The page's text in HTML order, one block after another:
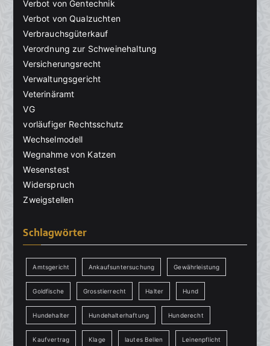
Verbot von Gentechnik
Verbot von Qualzuchten
Verbrauchsgüterkauf
Verordnung zur Schweinehaltung
Versicherungsrecht
Verwaltungsgericht
Veterinäramt
VG
vorläufiger Rechtsschutz
Wechselmodell
Wegnahme von Katzen
Wesenstest
Widerspruch
Zweigstellen
Schlagwörter
Amtsgericht Ankaufsuntersuchung Gewährleistung
Goldfische Grosstierrecht Halter Hund
Hundehalter Hundehalterhaftung Hunderecht
Kaufvertrag Klage lautes Bellen Leinenpflicht